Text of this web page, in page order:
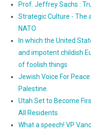
Prof. Jeffrey Sachs :
Strategic Culture - The
NATO
In which the United
and impotent childish
of foolish things
Jewish Voice For
Palestine.
Utah Set to Become
All Residents
What a speech! VP